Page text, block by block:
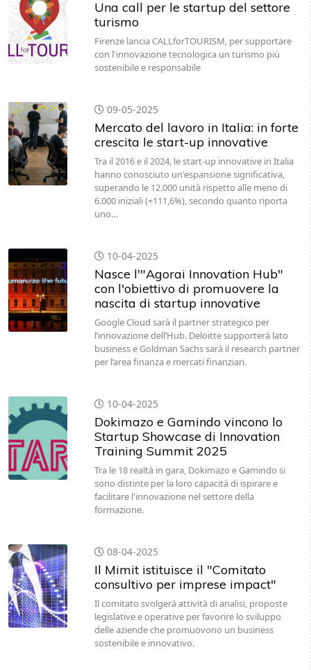
Una call per le startup del settore
turismo
Firenze lancia CALLforTOURISM, per supportare
con l'innovazione tecnologica un turismo più
sostenibile e responsabile
09-05-2025
Mercato del lavoro in Italia: in forte
crescita le start-up innovative
Tra il 2016 e il 2024, le start-up innovative in Italia
hanno conosciuto un'espansione significativa,
superando le 12.000 unità rispetto alle meno di
6.000 iniziali (+111,6%), secondo quanto riporta
uno…
10-04-2025
Nasce l'"Agorai Innovation Hub"
con l'obiettivo di promuovere la
nascita di startup innovative
Google Cloud sarà il partner strategico per
l’innovazione dell’Hub. Deloitte supporterà lato
business e Goldman Sachs sarà il research partner
per l’area finanza e mercati finanziari.
10-04-2025
Dokimazo e Gamindo vincono lo
Startup Showcase di Innovation
Training Summit 2025
Tra le 18 realtà in gara, Dokimazo e Gamindo si
sono distinte per la loro capacità di ispirare e
facilitare l'innovazione nel settore della
formazione.
08-04-2025
Il Mimit istituisce il "Comitato
consultivo per imprese impact"
Il comitato svolgerà attività di analisi, proposte
legislative e operative per favorire lo sviluppo
delle aziende che promuovono un business
sostenibile e innovativo.